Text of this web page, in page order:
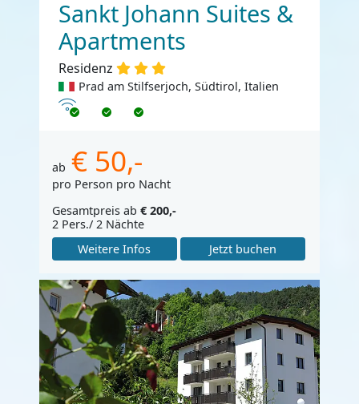
Sankt Johann Suites &
Apartments
Residenz
Prad am Stilfserjoch, Südtirol, Italien
Internet
ab € 50,-
pro Person pro Nacht
Gesamtpreis ab € 200,-
2 Pers./ 2 Nächte
Weitere Infos
Jetzt buchen